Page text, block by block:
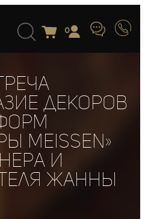
0
декоров
Meissen»
и
Жанны